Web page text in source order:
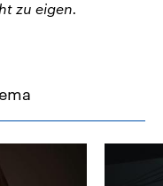
zu eigen.